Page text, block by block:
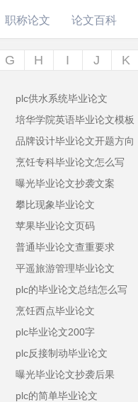
职称论文 论文百科
G H I J K
plc供水系统毕业论文
培华学院英语毕业论文模板
品牌设计毕业论文开题方向
烹饪专科毕业论文怎么写
曝光毕业论文抄袭文案
攀比现象毕业论文
苹果毕业论文页码
普通毕业论文查重要求
平遥旅游管理毕业论文
plc的毕业论文总结怎么写
烹饪西点毕业论文
plc毕业论文200字
plc反接制动毕业论文
曝光毕业论文抄袭后果
plc的简单毕业论文